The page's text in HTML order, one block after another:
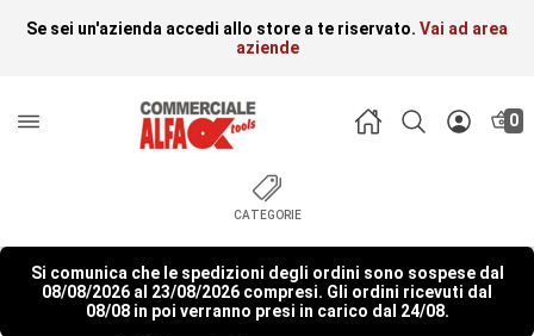
Se sei un'azienda accedi allo store a te riservato. Vai ad area
aziende
0
CATEGORIE
Si comunica che le spedizioni degli ordini sono sospese dal
08/08/2026 al 23/08/2026 compresi. Gli ordini ricevuti dal
08/08 in poi verranno presi in carico dal 24/08.